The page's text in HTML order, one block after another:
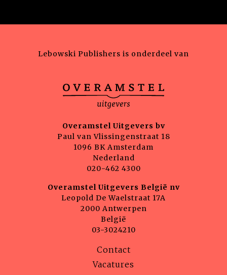
Lebowski Publishers is onderdeel van
Overamstel Uitgevers bv
Paul van Vlissingenstraat 18
1096 BK Amsterdam
Nederland
020-462 4300
Overamstel Uitgevers België nv
Leopold De Waelstraat 17A
2000 Antwerpen
België
03-3024210
Contact
Vacatures